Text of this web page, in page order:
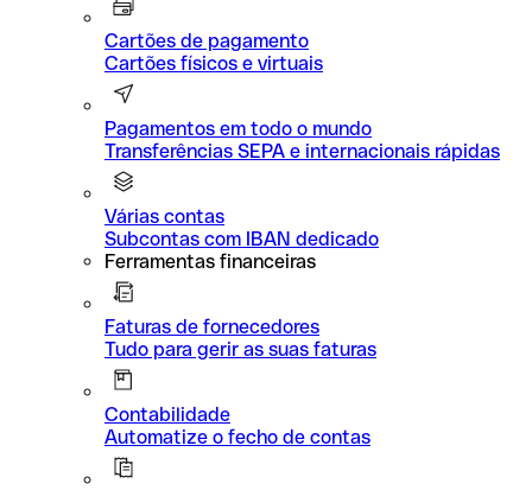
Cartões de pagamento
Cartões físicos e virtuais
Pagamentos em todo o mundo
Transferências SEPA e internacionais rápidas
Várias contas
Subcontas com IBAN dedicado
Ferramentas financeiras
Faturas de fornecedores
Tudo para gerir as suas faturas
Contabilidade
Automatize o fecho de contas